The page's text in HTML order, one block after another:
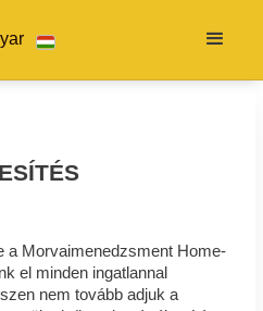
a Morvaimenedzsment Home-
el minden ingatlannal
nem tovább adjuk a